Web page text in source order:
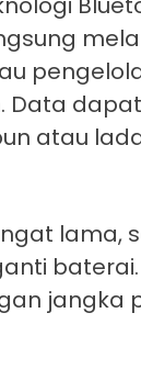
Data
atau
lama,
baterai.
jangka